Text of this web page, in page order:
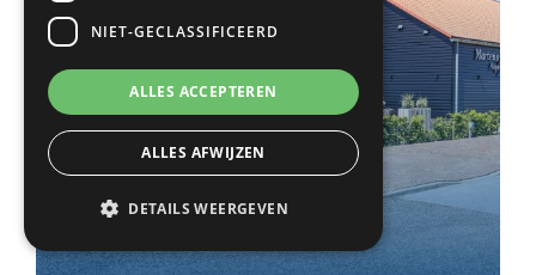
Poort van Loon
NIET-GECLASSIFICEERD
ALLES ACCEPTEREN
ALLES AFWIJZEN
DETAILS WEERGEVEN